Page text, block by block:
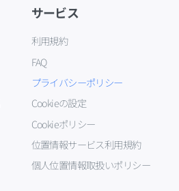
サービス
利用規約
FAQ
プライバシーポリシー
Cookieの設定
Cookieポリシー
位置情報サービス利用規約
個人位置情報取扱いポリシー